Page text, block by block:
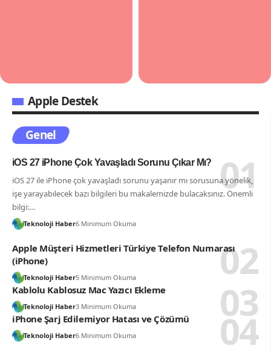
Apple Destek
Genel
iOS 27 iPhone Çok Yavaşladı Sorunu Çıkar Mı?
iOS 27 ile iPhone çok yavaşladı sorunu yaşanır mı sorusuna yönelik,
işe yarayabilecek bazı bilgileri bu makalemizde bulacaksınız. Önemli
bilgi:…
Teknoloji Haber6 Minimum Okuma
Apple Müşteri Hizmetleri Türkiye Telefon Numarası
(iPhone)
Teknoloji Haber5 Minimum Okuma
Kablolu Kablosuz Mac Yazıcı Ekleme
Teknoloji Haber3 Minimum Okuma
iPhone Şarj Edilemiyor Hatası ve Çözümü
Teknoloji Haber6 Minimum Okuma